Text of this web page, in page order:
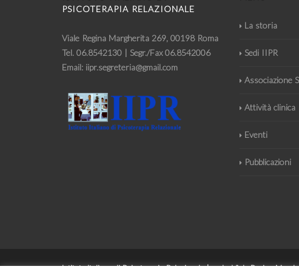
PSICOTERAPIA RELAZIONALE
Viale Regina Margherita 269, 00198 Roma
Tel. 06.8542130 | Segr./Fax 06.8542006
Email: iipr.segreteria@gmail.com
La storia
Sedi IIPR
Associazione
Attività clinica
Eventi
Pubblicazioni
Istituto Italiano di Psicoterapia Relazionale | sede: Viale Regina